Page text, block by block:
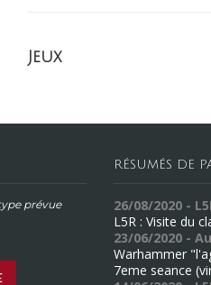
Jeux
prévue
RÉSUMÉS DE
26/08/2020 -
L5R : Visite du
23/06/2020 -
Warhammer
7eme seance